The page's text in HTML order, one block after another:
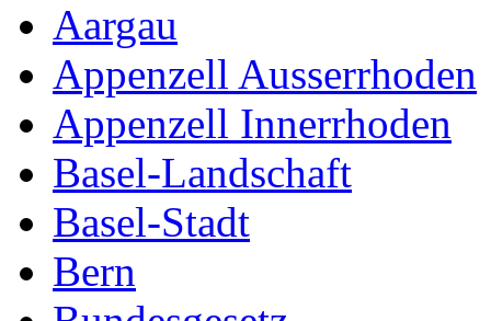
Aargau
Appenzell Ausserrhoden
Appenzell Innerrhoden
Basel-Landschaft
Basel-Stadt
Bern